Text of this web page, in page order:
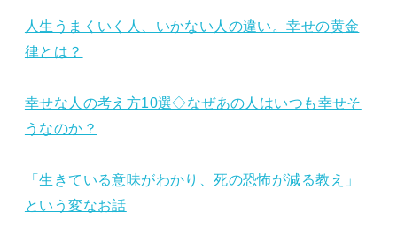
人生うまくいく人、いかない人の違い。幸せの黄金
律とは？
幸せな人の考え方10選◇なぜあの人はいつも幸せそ
うなのか？
「生きている意味がわかり、死の恐怖が減る教え」
という変なお話